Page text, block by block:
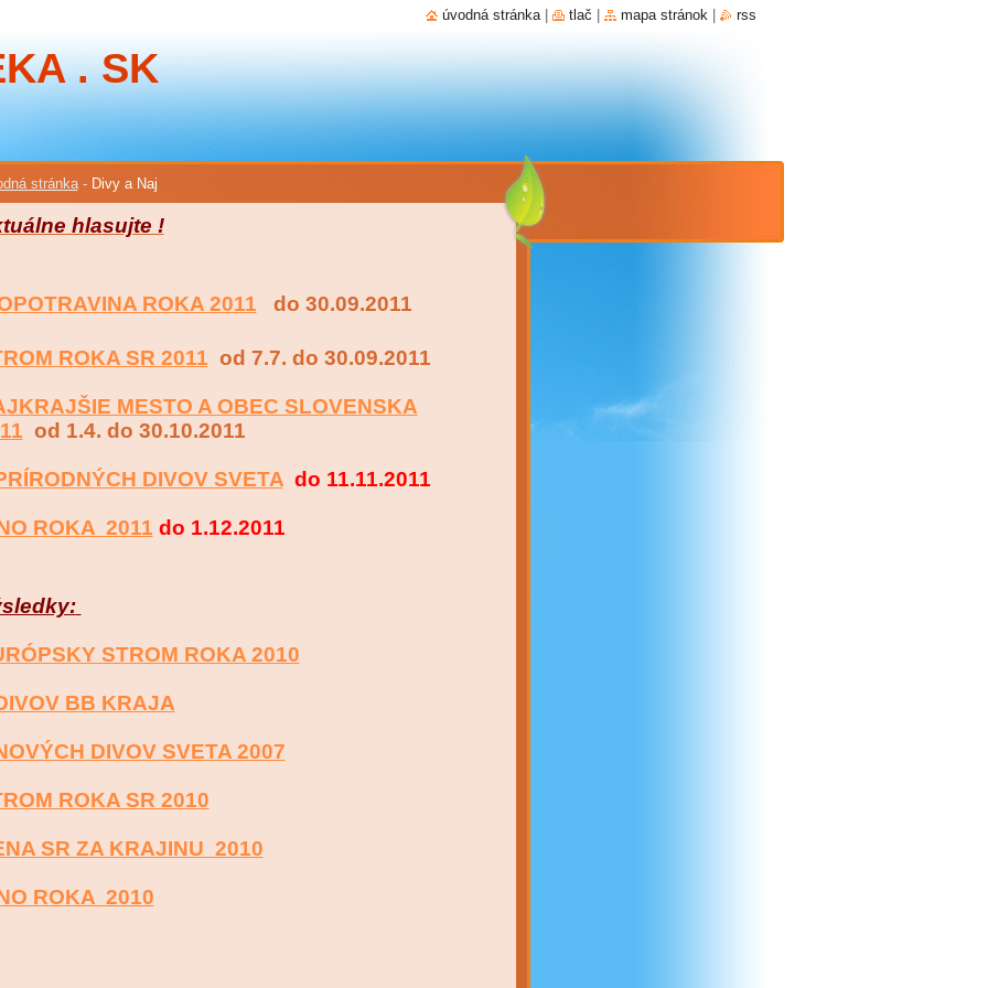
. SK
stránka - Divy a Naj
hlasujte !
ROKA 2011 do 30.09.2011
ROKA SR 2011 od 7.7. do 30.09.2011
MESTO A OBEC SLOVENSKA
od 1.4. do 30.10.2011
DIVOV SVETA do 11.11.2011
ROKA 2011 do 1.12.2011
STROM ROKA 2010
BB KRAJA
DIVOV SVETA 2007
ROKA SR 2010
SR ZA KRAJINU 2010
ROKA 2010
úvodná stránka tlač mapa stránok rss